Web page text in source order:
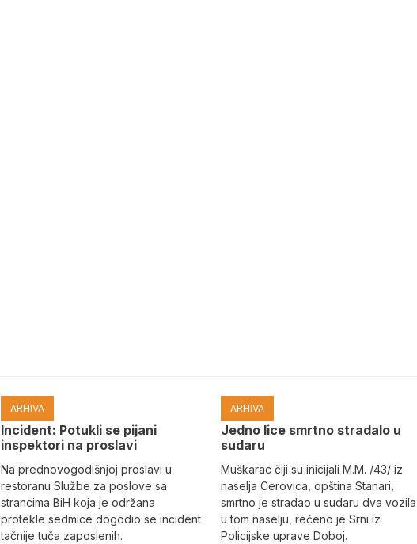
ARHIVA
Incident: Potukli se pijani
inspektori na proslavi
Na prednovogodišnjoj proslavi u
restoranu Službe za poslove sa
strancima BiH koja je održana
protekle sedmice dogodio se incident
tačnije tuča zaposlenih.
ARHIVA
Јedno lice smrtno stradalo u
sudaru
Muškarac čiji su inicijali M.M. /43/ iz
naselja Cerovica, opština Stanari,
smrtno je stradao u sudaru dva vozila
u tom naselju, rečeno je Srni iz
Policijske uprave Doboj.